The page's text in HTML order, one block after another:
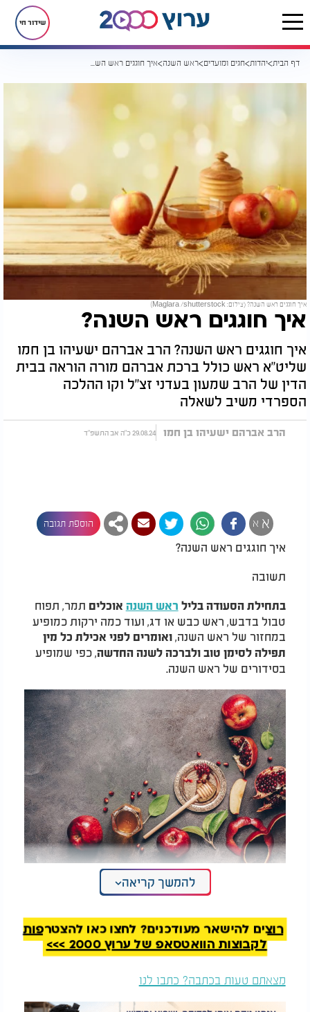
שידור חי
דף הבית יהדות חגים ומועדים ראש השנה איך חוגגים ראש השנה?
איך חוגגים ראש השנה? (צילום: Maglara /shutterstock)
איך חוגגים ראש השנה?
איך חוגגים ראש השנה? הרב אברהם ישעיהו בן חמו
שליט"א ראש כולל ברכת אברהם מורה הוראה בבית
הדין של הרב שמעון בעדני זצ"ל וקו ההלכה
הספרדי משיב לשאלה
הרב אברהם ישעיהו בן חמו 29.08.24 כ"ה אב התשפ"ד
א א הוספת תגובה
איך חוגגים ראש השנה?
תשובה
בתחילת הסעודה בליל ראש השנה אוכלים תמר, תפוח
טבול בדבש, ראש כבש או דג, ועוד כמה ירקות כמופיע
במחזור של ראש השנה,ואומרים לפני אכילת כל מין
תפילה לסימן טוב ולברכה לשנה החדשה, כפי שמופיע
בסידורים של ראש השנה.
"הסוד להתחיל שנה טובה ומתוקה": אלו הם סימני ראש
להמשך קריאה
רוצים להישאר מעודכנים? לחצו כאן להצטרפות
לקבוצות הוואטסאפ של ערוץ 2000 >>>
מצאתם טעות בכתבה? כתבו לנו